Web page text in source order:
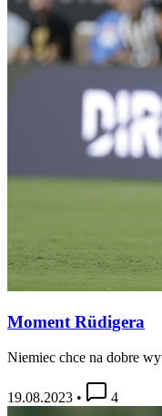
Moment Rüdigera
Niemiec chce na dobre
19.08.2023 • 4